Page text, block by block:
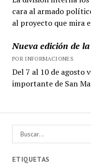
cara al armado
al proyecto que mira
Nueva edición de
POR INFORMACIONES
Del 7 al 10 de agosto
importante de San
ETIQUETAS